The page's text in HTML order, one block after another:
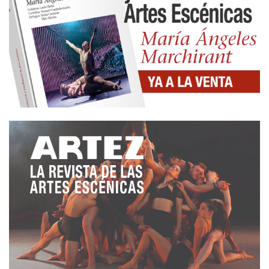
3.- Atención de los medios de comunicación, que
han subrayado la personalidad del Festival,
reflejando siempre su rigor estético y sus objetivos
sociales.
4.- Ampliación del ámbito del Premio para Textos
Teatrales. La voluntad de servir a todo el teatro de
la Comunidad de Madrid ha supuesto, en el III
la previsible participación de algunos autores de
reconocidos méritos. Ratificando esta presunción el
Premio, en esta edición, lo obtuvo Manuel
Cardeñas, titulado por la RESAD, con una sólida
experiencia teatral como actor, director, autor y
animador de iniciativas teatrales.
Haciendo uso de la opción establecida en las
Bases del Premio y a la vista de las circunstancias